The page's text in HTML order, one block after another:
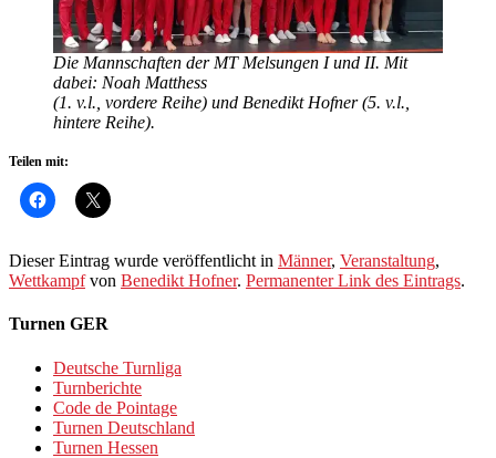
Die Mannschaften der MT Melsungen I und II. Mit
dabei: Noah Matthess
(1. v.l., vordere Reihe) und Benedikt Hofner (5. v.l.,
hintere Reihe).
Teilen mit:
Dieser Eintrag wurde veröffentlicht in Männer, Veranstaltung,
Wettkampfvon Benedikt Hofner. Permanenter Link des Eintrags.
Turnen GER
Deutsche Turnliga
Turnberichte
Code de Pointage
Turnen Deutschland
Turnen Hessen